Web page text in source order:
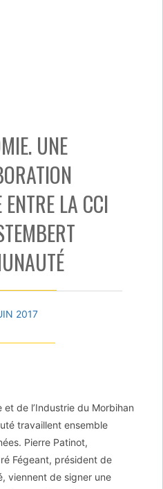
UNE
LA CCI
2017
de l’Industrie du Morbihan
travaillent ensemble
Pierre Patinot,
Fégeant, président de
viennent de signer une